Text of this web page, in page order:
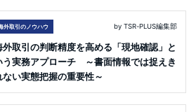
外取引のノウハウ
外取引の判断精度を高める「現地確認」と
う実務アプローチ ～書面情報では捉えき
ない実態把握の重要性～
by TSR-PLUS編集部